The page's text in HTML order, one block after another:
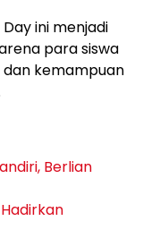
ini menjadi
para siswa
kemampuan
Berlian